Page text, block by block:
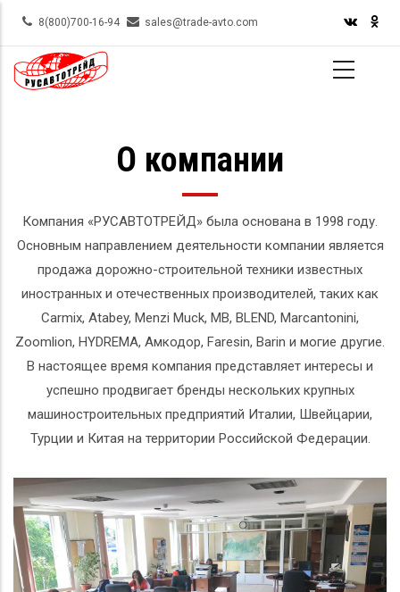
Skip
main
content
8(800)700-16-94 sales@trade-avto.com
О компании
Компания «РУСАВТОТРЕЙД» была основана в 1998 году.
Основным направлением деятельности компании является
продажа дорожно-строительной техники известных
иностранных и отечественных производителей, таких как
Carmix, Atabey, Menzi Muck, MB, BLEND, Marcantonini,
Zoomlion, HYDREMA, Амкодор, Faresin, Barin и могие другие.
В настоящее время компания представляет интересы и
успешно продвигает бренды нескольких крупных
машиностроительных предприятий Италии, Швейцарии,
Турции и Китая на территории Российской Федерации.